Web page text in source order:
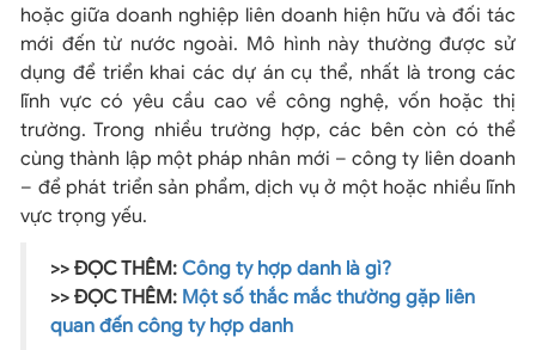
hoặc giữa doanh nghiệp liên doanh hiện hữu và đối tác
mới đến từ nước ngoài. Mô hình này thường được sử
dụng để triển khai các dự án cụ thể, nhất là trong các
lĩnh vực có yêu cầu cao về công nghệ, vốn hoặc thị
trường. Trong nhiều trường hợp, các bên còn có thể
cùng thành lập một pháp nhân mới – công ty liên doanh
– để phát triển sản phẩm, dịch vụ ở một hoặc nhiều lĩnh
vực trọng yếu.
>> ĐỌC THÊM: Công ty hợp danh là gì?
>> ĐỌC THÊM: Một số thắc mắc thường gặp liên
quan đến công ty hợp danh